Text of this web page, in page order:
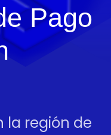
Pago
la región de